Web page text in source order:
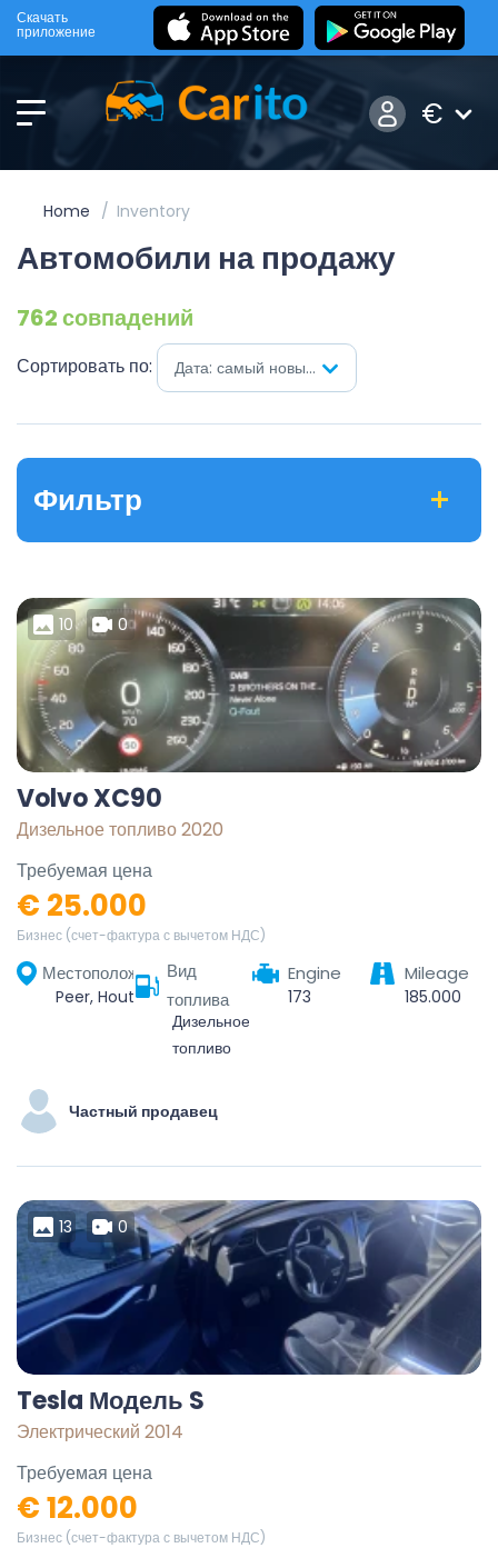
Скачать
приложение
€
Home Inventory
Автомобили на продажу
762 совпадений
Сортировать по: Дата: самый новый первый
Фильтр
10 0
Volvo XC90
Дизельное топливо 2020
Требуемая цена
€ 25.000
Бизнес (счет-фактура с вычетом НДС)
Местоположение
Peer, Houthalen-Helchteren, Maaseik, Limburg, Vlaanderen, 3990, België
Вид
топлива
Дизельное
топливо
Engine
173
Mileage
185.000
Частный продавец
13 0
Tesla Модель S
Электрический 2014
Требуемая цена
€ 12.000
Бизнес (счет-фактура с вычетом НДС)